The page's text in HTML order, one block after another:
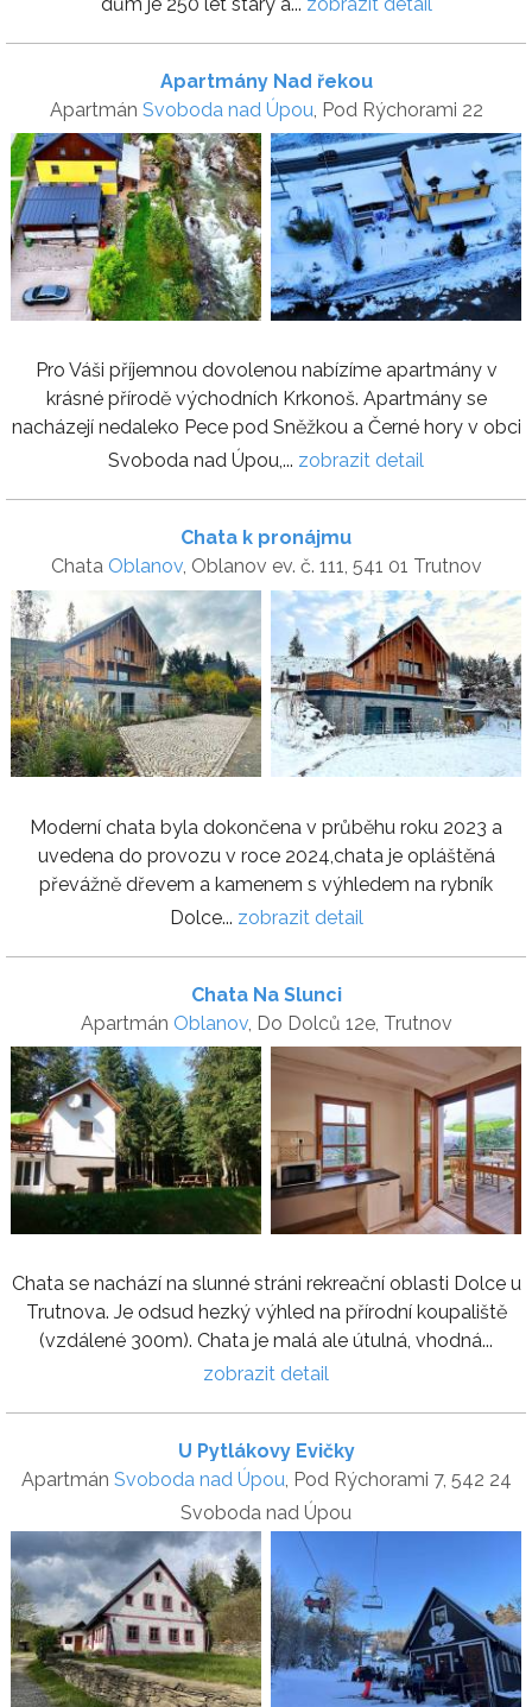
Apartmány Nad řekou
Apartmán Svoboda nad Úpou, Pod Rýchorami 22
Pro Váši příjemnou dovolenou nabízíme apartmány v
krásné přírodě východních Krkonoš. Apartmány se
nacházejí nedaleko Pece pod Sněžkou a Černé hory v obci
Svoboda nad Úpou,... zobrazit detail
Chata k pronájmu
Chata Oblanov, Oblanov ev. č. 111, 541 01 Trutnov
Moderní chata byla dokončena v průběhu roku 2023 a
uvedena do provozu v roce 2024,chata je opláštěná
převážně dřevem a kamenem s výhledem na rybník
Dolce... zobrazit detail
Chata Na Slunci
Apartmán Oblanov, Do Dolců 12e, Trutnov
Chata se nachází na slunné stráni rekreační oblasti Dolce u
Trutnova. Je odsud hezký výhled na přírodní koupaliště
(vzdálené 300m). Chata je malá ale útulná, vhodná...
zobrazit detail
U Pytlákovy Evičky
Apartmán Svoboda nad Úpou , Pod Rýchorami 7, 542 24
Svoboda nad Úpou